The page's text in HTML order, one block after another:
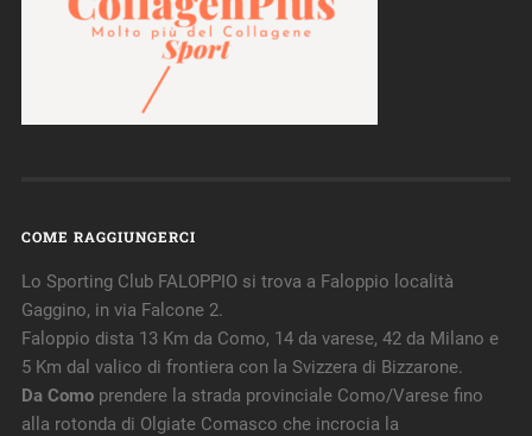
COME RAGGIUNGERCI
Lo Sporting Club FALOPPIO si trova a Faloppio località
Gaggino, in via Falcone 2.
Faloppio dista 13 Km da Como, 14 da varese, 42 da Milano e
5 Km dal valico di frontiera con la Svizzera di Bizzarone.
Da Comoprendere la strada provinciale Como/Varese fino
alla rotonda di Olgiate Comasco che incrocia la